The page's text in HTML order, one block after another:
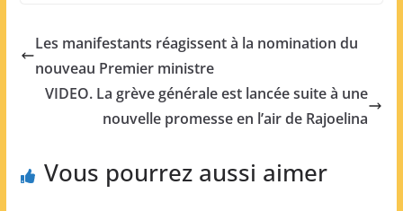
Les manifestants réagissent à la nomination du
nouveau Premier ministre
VIDEO. La grève générale est lancée suite à une
nouvelle promesse en l’air de Rajoelina
Vous pourrez aussi aimer